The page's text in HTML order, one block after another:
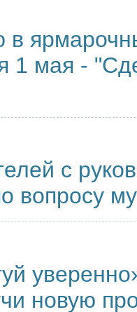
1 мая -
с
вопросу
новую